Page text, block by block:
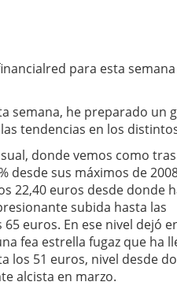
para esta
semana, he preparado un
tendencias en los
donde vemos como
desde sus máximos de
22,40 euros desde donde
subida hasta las
euros. En ese nivel dejó
fea estrella fugaz que ha
los 51 euros, nivel desde
alcista en marzo.